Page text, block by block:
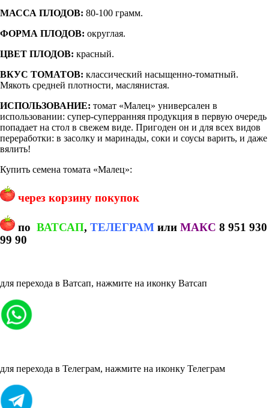
МАССА ПЛОДОВ: 80-100 грамм.
ФОРМА ПЛОДОВ: округлая.
ЦВЕТ ПЛОДОВ: красный.
ВКУС ТОМАТОВ: классический насыщенно-томатный.
Мякоть средней плотности, маслянистая.
ИСПОЛЬЗОВАНИЕ: томат «Малец» универсален в
использовании: супер-суперранняя продукция в первую очередь
попадает на стол в свежем виде. Пригоден он и для всех видов
переработки: в засолку и маринады, соки и соусы варить, и даже
вялить!
Купить семена томата «Малец»:
через корзину покупок
по ВАТСАП, ТЕЛЕГРАМ или МАКС 8 951 930
99 90
для перехода в Ватсап, нажмите на иконку Ватсап
для перехода в Телеграм, нажмите на иконку Телеграм